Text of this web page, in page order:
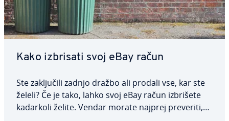
Kako izbrisati svoj eBay račun
Ste za­klju­či­li zadnjo dražbo ali prodali vse, kar ste
želeli? Če je tako, lahko svoj eBay račun izbrišete
kadarkoli želite. Vendar morate najprej preveriti,